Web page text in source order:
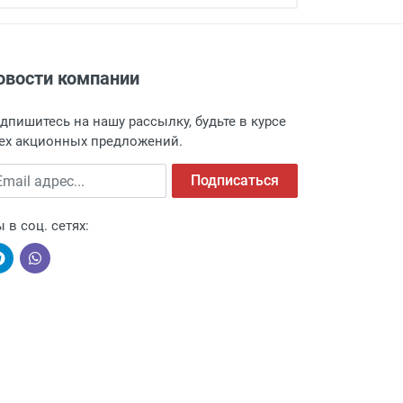
г. Москва, Переведеновский
о поступлении товара.
пункт выдачи, чтобы избежать
компаниями, поэтому легко и
компании
на нашу рассылку, будьте в курсе
акционных предложений.
адрес Подписаться
в соц. сетях: